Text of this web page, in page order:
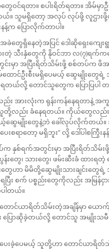
ေဝင်ရတာ။ စပါးရိတ်ရတာ။ အိမ်မှာ
။ သူမရှိတော့ အလုပ် လုပ်ဖို့ လူဌားဖို့
နန့်က ပြောလိုက်တာပါ။
တွေရှိနေတဲ့အပြင် ဒေါဆိုရှေးကျေ
းတဲ့ သီးနှံတွေကို နိုဝင်ဘာ လ(၇)ရက်က
းမှာ အပြီးရိတ်သိမ်းဖို့ စစ်တပ်က ဖိအ
ထောင်ဦးစီးမရှိပေမယ့် ဆွေမျိုးတွ
တယ်လို့ တောင်သူတွေက ပြောပြပါ
ည်း အားလုံးက ရုန်းကန်နေရတာနဲ့
တို့လည်း ခံနေရတယ်။ ကိုယ်တွေလည်း
ဆွေမျိုးတွေနဲ့ဘဲ ခေါ်လုပ်လိုက်တယ်။
းစရာတော့ မရှိဘူး” လို့ ဒေါ်ပါစကြွီး
နှစ်ရက်အတွင်းမှာ အပြီးရိတ်သိမ်းဖို့
န်းတွေ၊ သားတွေ၊ ဖမ်းဆီးခံ ထားရ
တွေဟာ မိမိတို့ဆွေမျိုးသားချင်းတွေ
ြီး စက် ပစ္စည်းတွေကိုလည်း အမြန်ငှ
တယ်။
ာင်ယာရိတ်သိမ်းတဲ့အချိန်မှာ ယောက်ျာ
ြောဆိုခဲ့တယ်လို့ တောင်သူ အမျိုးသမီး
ေးခဲ့ပေမယ့် သူတို့ဟာ တောင်ယာရိတ်